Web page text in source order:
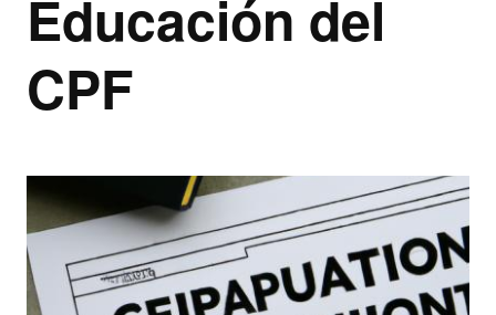
Educación del
CPF